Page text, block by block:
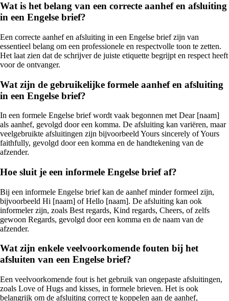
Wat is het belang van een correcte aanhef en afsluiting
in een Engelse brief?
Een correcte aanhef en afsluiting in een Engelse brief zijn van
essentieel belang om een professionele en respectvolle toon te zetten.
Het laat zien dat de schrijver de juiste etiquette begrijpt en respect heeft
voor de ontvanger.
Wat zijn de gebruikelijke formele aanhef en afsluiting
in een Engelse brief?
In een formele Engelse brief wordt vaak begonnen met Dear [naam]
als aanhef, gevolgd door een komma. De afsluiting kan variëren, maar
veelgebruikte afsluitingen zijn bijvoorbeeld Yours sincerely of Yours
faithfully, gevolgd door een komma en de handtekening van de
afzender.
Hoe sluit je een informele Engelse brief af?
Bij een informele Engelse brief kan de aanhef minder formeel zijn,
bijvoorbeeld Hi [naam] of Hello [naam]. De afsluiting kan ook
informeler zijn, zoals Best regards, Kind regards, Cheers, of zelfs
gewoon Regards, gevolgd door een komma en de naam van de
afzender.
Wat zijn enkele veelvoorkomende fouten bij het
afsluiten van een Engelse brief?
Een veelvoorkomende fout is het gebruik van ongepaste afsluitingen,
zoals Love of Hugs and kisses, in formele brieven. Het is ook
belangrijk om de afsluiting correct te koppelen aan de aanhef,